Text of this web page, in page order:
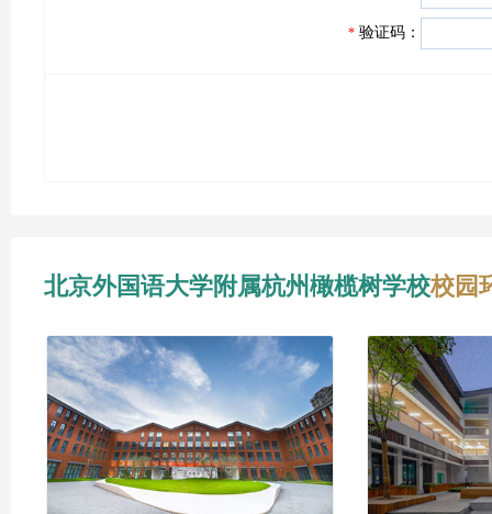
* 验证码：
北京外国语大学附属杭州橄榄树学校校园